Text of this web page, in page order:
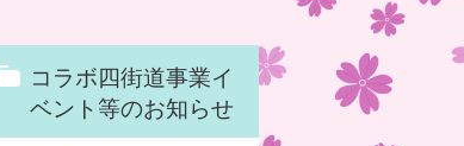
コラボ四街道事業イ
ベント等のお知らせ